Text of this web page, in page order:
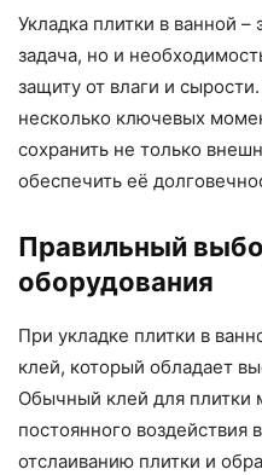
Укладка плитки в ванной –
задача, но и
защиту от влаги и
несколько ключевых
сохранить не только
обеспечить её
Правильный
оборудования
При укладке плитки в
клей, который обладает
Обычный клей для плитки
постоянного воздействия
отслаиванию плитки и